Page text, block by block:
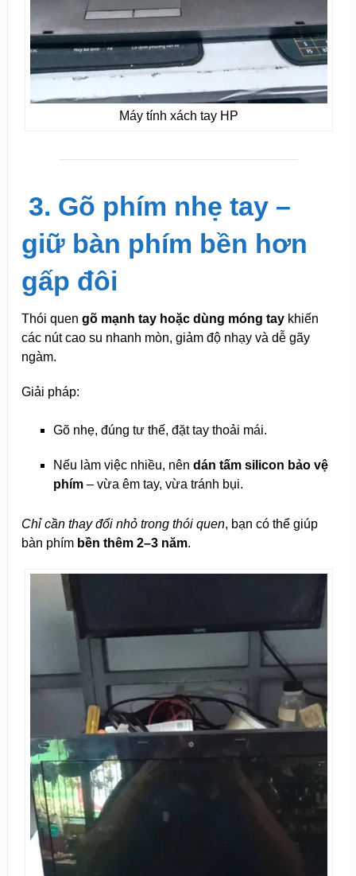
Máy tính xách tay HP
3. Gõ phím nhẹ tay –
giữ bàn phím bền hơn
gấp đôi
Thói quen gõ mạnh tay hoặc dùng móng taykhiến
các nút cao su nhanh mòn, giảm độ nhạy và dễ gãy
ngàm.
Giải pháp:
Gõ nhẹ, đúng tư thế, đặt tay thoải mái.
Nếu làm việc nhiều, nên dán tấm silicon bảo vệ
phím– vừa êm tay, vừa tránh bụi.
Chỉ cần thay đổi nhỏ trong thói quen, bạn có thể giúp
bàn phím bền thêm 2–3 năm.